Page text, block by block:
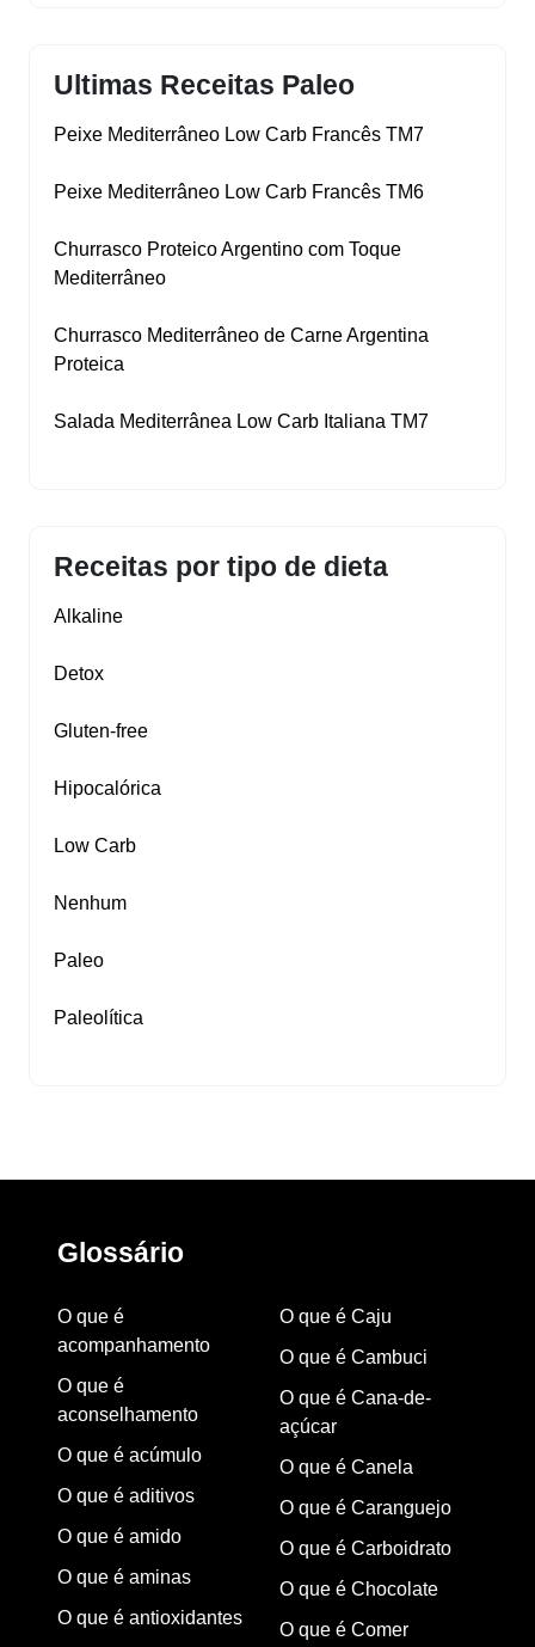
Ultimas Receitas Paleo
Peixe Mediterrâneo Low Carb Francês TM7
Peixe Mediterrâneo Low Carb Francês TM6
Churrasco Proteico Argentino com Toque
Mediterrâneo
Churrasco Mediterrâneo de Carne Argentina
Proteica
Salada Mediterrânea Low Carb Italiana TM7
Receitas por tipo de dieta
Alkaline
Detox
Gluten‑free
Hipocalórica
Low Carb
Nenhum
Paleo
Paleolítica
Glossário
O que é
acompanhamento
O que é
aconselhamento
O que é acúmulo
O que é aditivos
O que é amido
O que é aminas
O que é antioxidantes
O que é Caju
O que é Cambuci
O que é Cana-de-
açúcar
O que é Canela
O que é Caranguejo
O que é Carboidrato
O que é Chocolate
O que é Comer